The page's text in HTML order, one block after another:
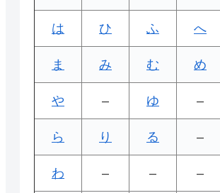
は ひ ふ へ
ま み む め
や – ゆ –
ら り る –
わ – – –